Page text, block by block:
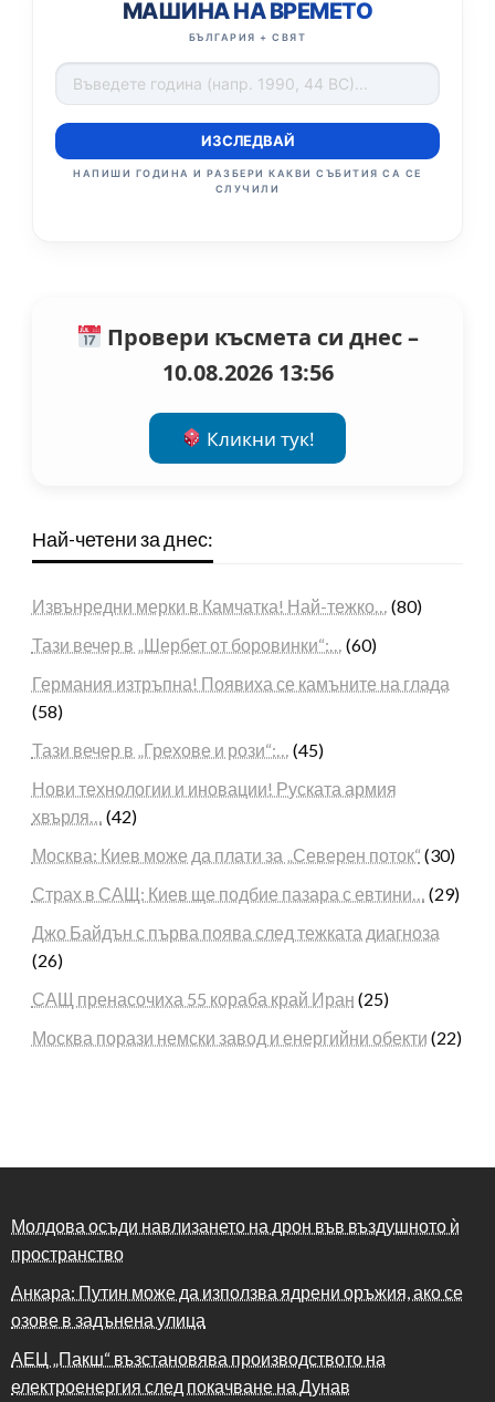
МАШИНА НА ВРЕМЕТО
БЪЛГАРИЯ + СВЯТ
ИЗСЛЕДВАЙ
НАПИШИ ГОДИНА И РАЗБЕРИ КАКВИ СЪБИТИЯ СА СЕ
СЛУЧИЛИ
Провери късмета си днес –
10.08.2026 13:56
Кликни тук!
Най-четени за днес:
Извънредни мерки в Камчатка! Най-тежко…
(80)
Тази вечер в „Шербет от боровинки“:…
(60)
Германия изтръпна! Появиха се камъните на глада
(58)
Тази вечер в „Грехове и рози“:…
(45)
Нови технологии и иновации! Руската армия
хвърля…
(42)
Москва: Киев може да плати за „Северен поток“ (30)
Страх в САЩ: Киев ще подбие пазара с евтини…
(29)
Джо Байдън с първа поява след тежката диагноза
(26)
САЩ пренасочиха 55 кораба край Иран (25)
Москва порази немски завод и енергийни обекти (22)
Молдова осъди навлизането на дрон във въздушното ѝ
пространство
Анкара: Путин може да използва ядрени оръжия, ако се
озове в задънена улица
АЕЦ „Пакш“ възстановява производството на
електроенергия след покачване на Дунав